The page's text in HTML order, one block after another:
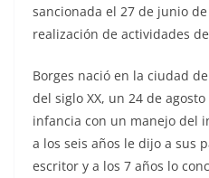
sancionada el 27 de junio
realización de actividades
Borges nació en la ciudad
del siglo XX, un 24 de
infancia con un manejo del
a los seis años le dijo a sus
escritor y a los 7 años lo